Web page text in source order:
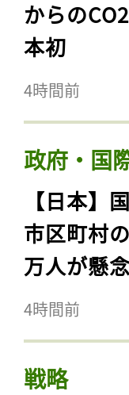
からの
本初
4時間前
政府・国
【日本】
市区町村
万人が懸
4時間前
戦略